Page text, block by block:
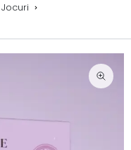
Jocuri